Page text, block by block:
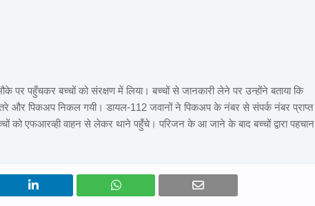
पर पहुँचकर बच्चों को संरक्षण में लिया। बच्चों से जानकारी लेने पर उन्होंने बताया कि
और पिकअप निकल गयी। डायल-112 जवानों ने पिकअप के नंबर से संपर्क नंबर प्राप्त
को एफआरव्ही वाहन से लेकर थाने पहुँचे। परिजन के आ जाने के बाद बच्चों द्वारा पहचान